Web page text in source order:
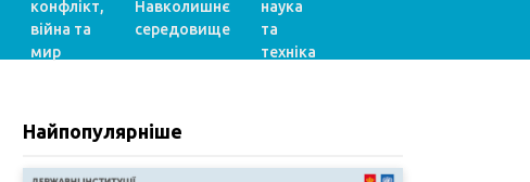
конфлікт,
війна та
мир
Навколишнє
середовище
наука
та
техніка
Найпопулярніше